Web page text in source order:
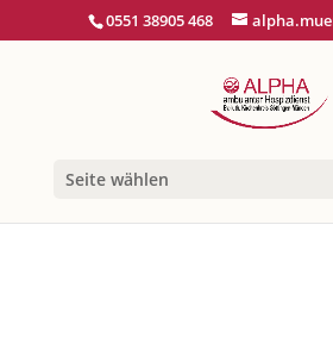
0551 38905 468
Seite wählen